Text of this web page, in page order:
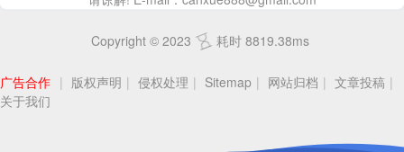
Copyright © 2023 耗时 8819.38ms
广告合作 | 版权声明 | 侵权处理 | Sitemap | 网站归档 | 文章投稿 |
关于我们